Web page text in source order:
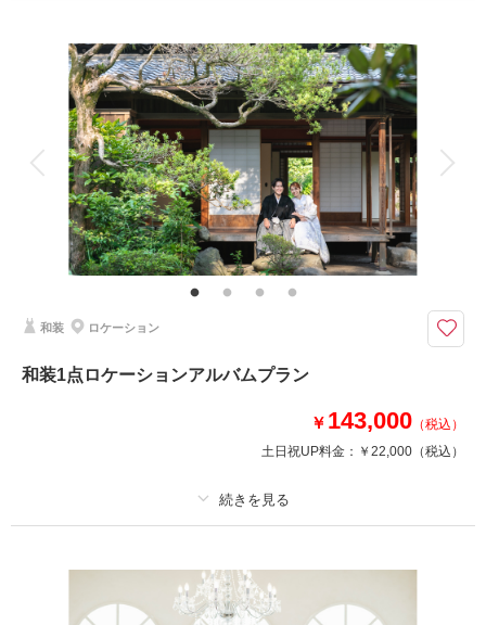
撮影料 新婦衣装2着 新郎衣装1着
着付け ヘアメイク 小物一式
アルバム 10 P データ 100 カット 台紙付写真
衣装追加 会食 挙式
家族と撮影 家族用衣装レンタル ペットと撮影
洋装新郎1点、新婦２点を選べる10ページアルバムプラン データ100カッ
ロケーション撮影をゆっくりされたいお二人におすすめのプランです。
季節に合わせたロケーション場所などお二人のご希望の場所にて撮影いたし
山形屋ブライダルサロンの豊富な衣裳からウェディング・カラードレスをお
撮影日の空き
和装 ロケーション
和装1点ロケーションアルバムプラン
￥ 143,000 （税込）
土日祝UP料金： ￥22,000 （税込）
新婦衣装1着
着付け ヘアメイク 小物一式